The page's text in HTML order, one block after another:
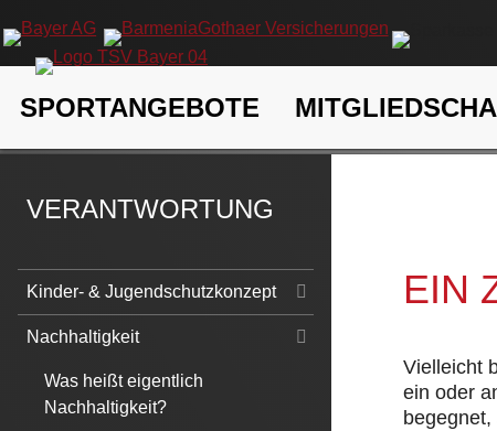
Navigation
überspringen
SPORTANGEBOTE
EIN
Vielleicht
ein oder
VERANTWORTUNG
Navigation
überspringen
Kinder- & Jugendschutzkonzept
Nachhaltigkeit
Was heißt eigentlich
Nachhaltigkeit?